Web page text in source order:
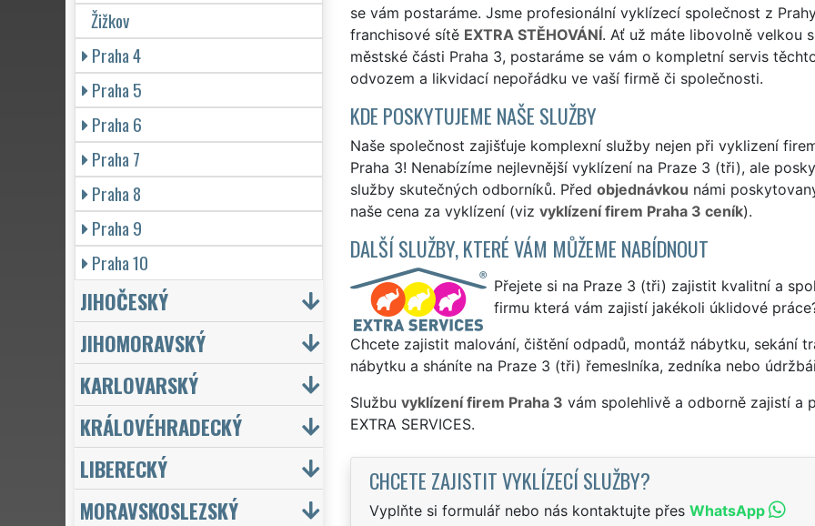
se vám postaráme. Jsme profesionální vyklízecí společnost z
franchisové sítě EXTRA STĚHOVÁNÍ. Ať už máte libovolně velkou
městské části Praha 3, postaráme se vám o kompletní servis
odvozem a likvidací nepořádku ve vaší firmě či společnosti.
KDE POSKYTUJEME NAŠE SLUŽBY
Naše společnost zajišťuje komplexní služby nejen při vyklizení
Praha 3! Nenabízíme nejlevnější vyklízení na Praze 3 (tři), ale
služby skutečných odborníků. Před objednávkou námi
naše cena za vyklízení (viz vyklízení firem Praha 3 ceník).
DALŠÍ SLUŽBY, KTERÉ VÁM MŮŽEME NABÍDNOUT
Přejete si na Praze 3 (tři) zajistit kvalitní a
firmu která vám zajistí jakékoli úklidové
Chcete zajistit malování, čištění odpadů, montáž nábytku, sekání
nábytku a sháníte na Praze 3 (tři) řemeslníka, zedníka nebo
Službu vyklízení firem Praha 3 vám spolehlivě a odborně zajistí a
EXTRA SERVICES.
CHCETE ZAJISTIT VYKLÍZECÍ SLUŽBY?
Vyplňte si formulář nebo nás kontaktujte přes WhatsApp
Žižkov
Praha 4
Praha 5
Praha 6
Praha 7
Praha 8
Praha 9
Praha 10
JIHOČESKÝ
JIHOMORAVSKÝ
KARLOVARSKÝ
KRÁLOVÉHRADECKÝ
LIBERECKÝ
MORAVSKOSLEZSKÝ